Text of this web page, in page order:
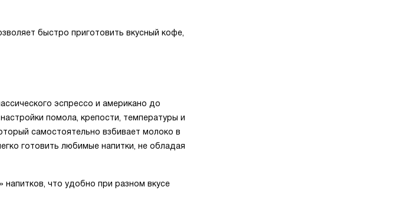
быстро приготовить вкусный кофе,
эспрессо и американо до
помола, крепости, температуры и
самостоятельно взбивает молоко в
готовить любимые напитки, не обладая
что удобно при разном вкусе